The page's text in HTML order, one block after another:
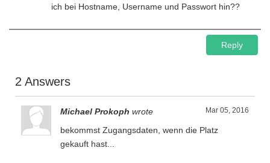
ich bei Hostname, Username und Passwort hin??
Reply
2 Answers
Mar 05, 2016
Michael Prokoph wrote
bekommst Zugangsdaten, wenn die Platz
gekauft hast...